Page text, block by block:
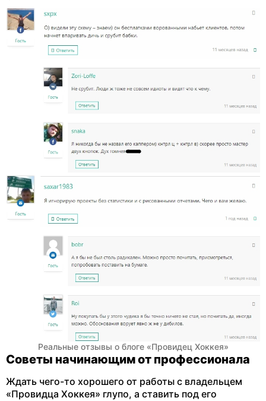
Реальные отзывы о блоге «Провидец Хоккея»
Советы начинающим от профессионала
Ждать чего-то хорошего от работы с владельцем
«Провидца Хоккея» глупо, а ставить под его